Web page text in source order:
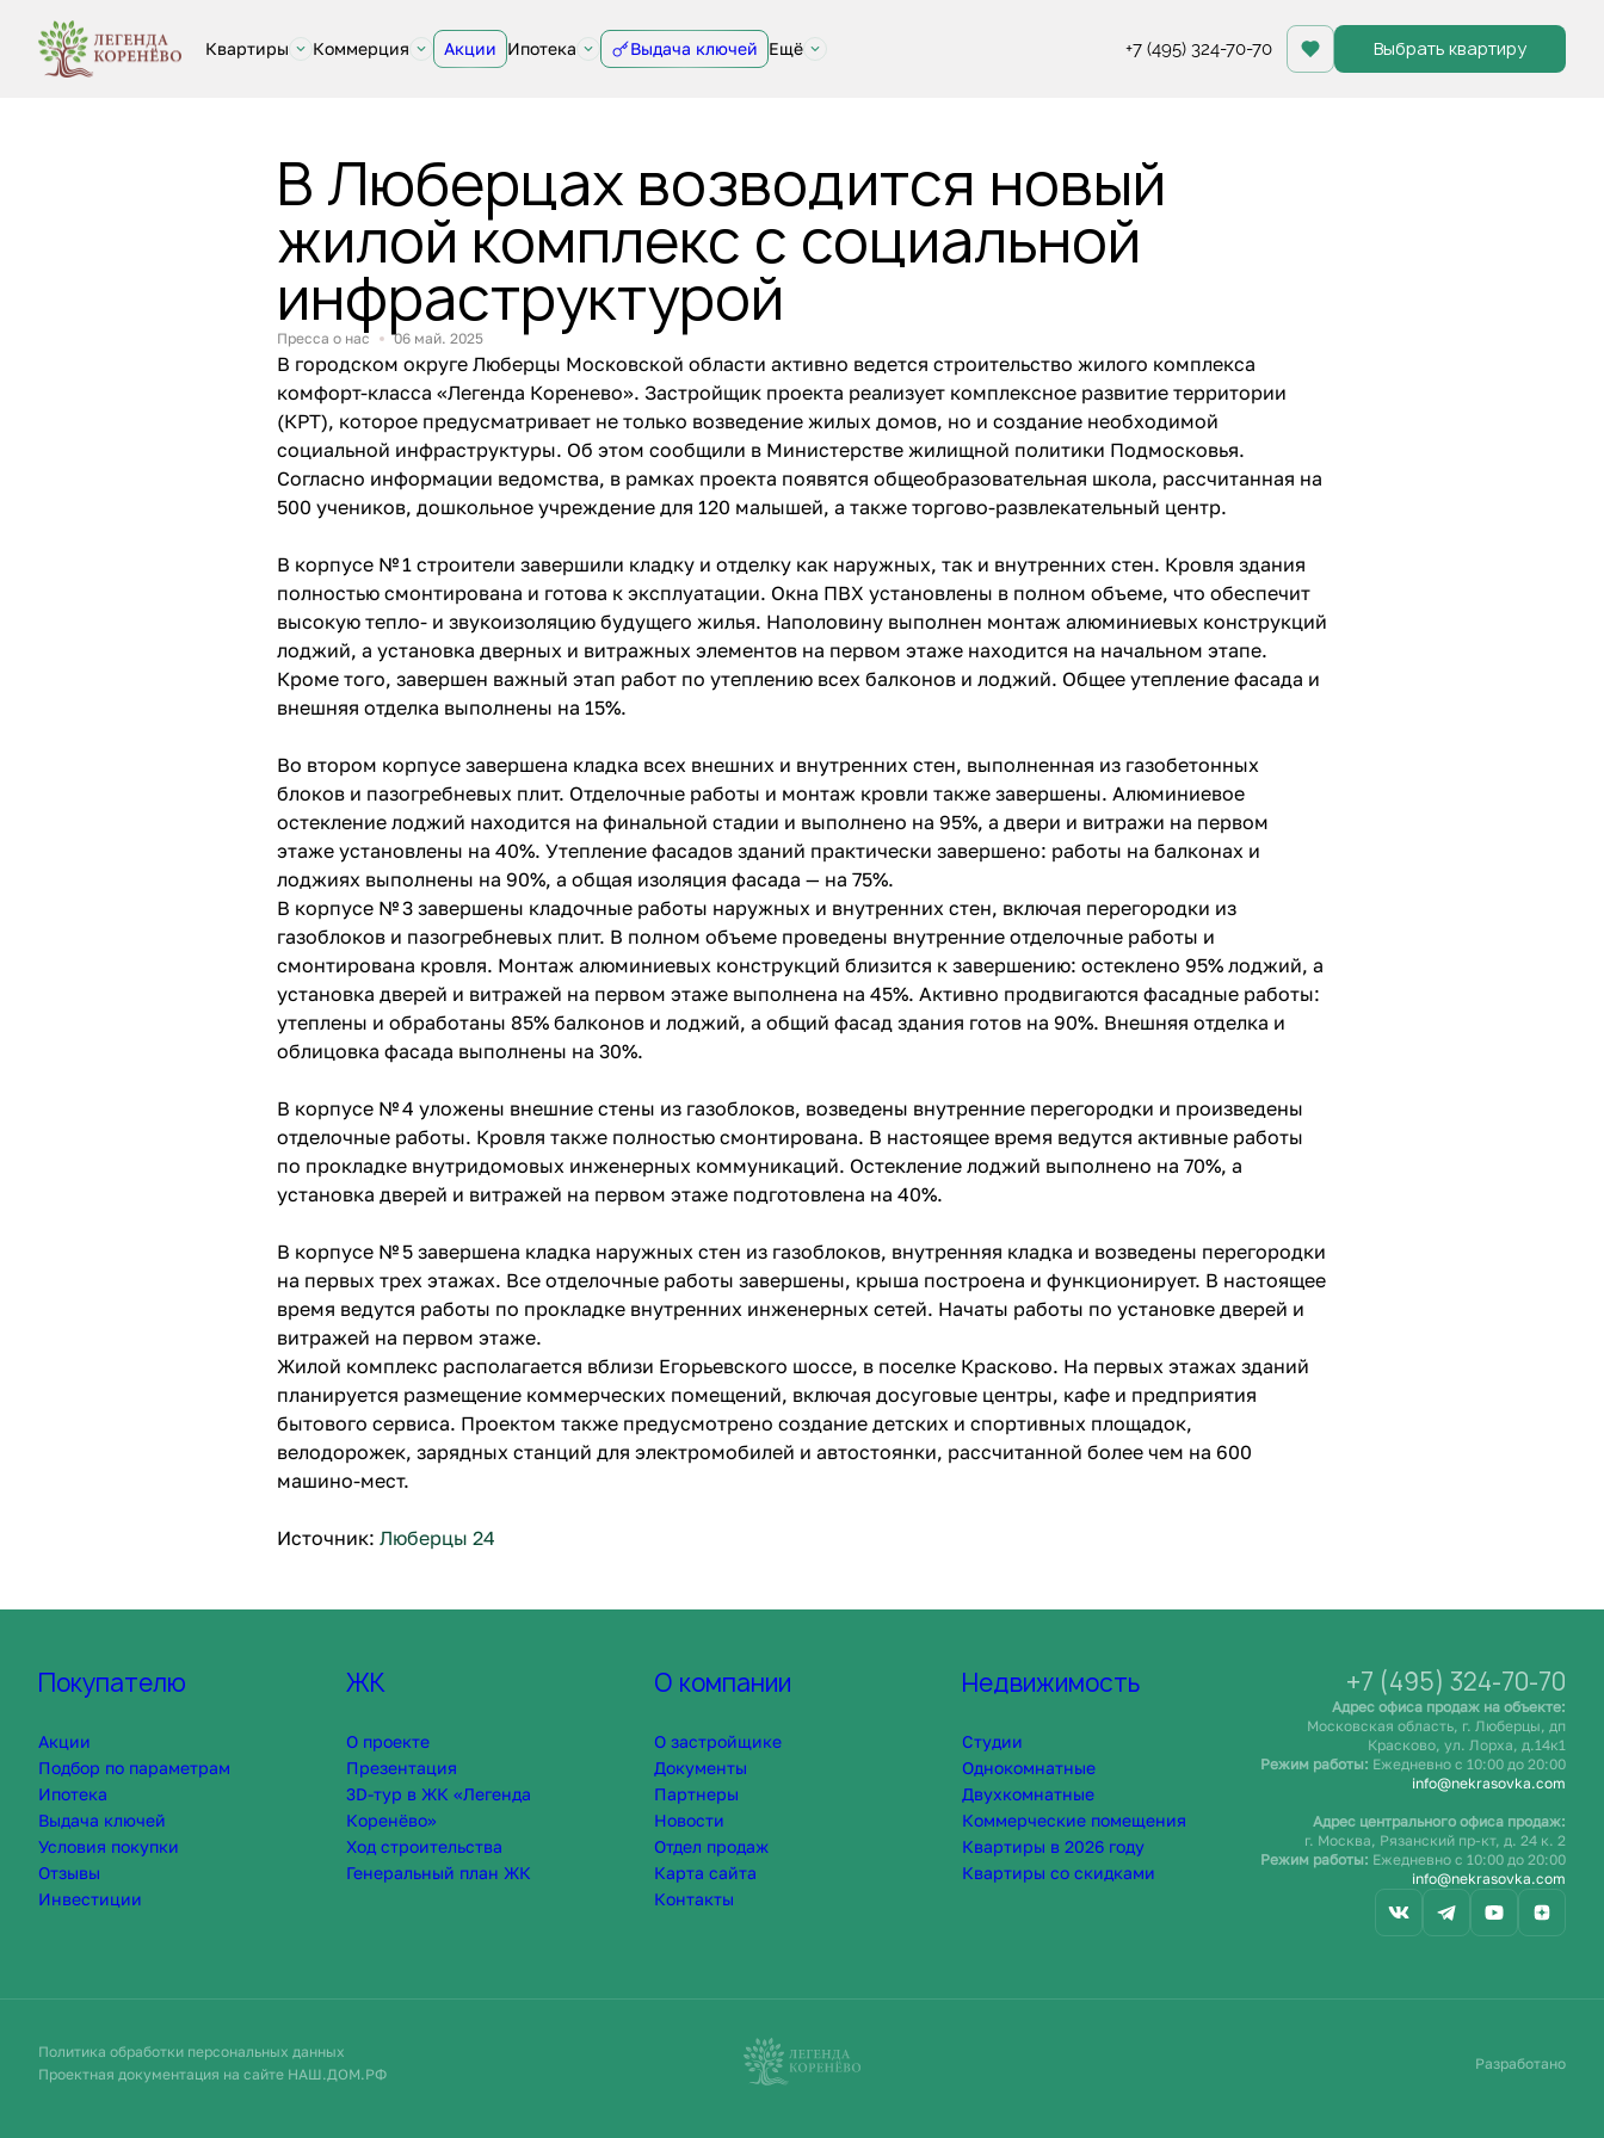
Квартиры Коммерция Акции Ипотека Выдача ключей Ещё +7 (495) 324-70-70 Выбрать квартиру
В Люберцах возводится новый
жилой комплекс с социальной
инфраструктурой
Пресса о нас 06 май. 2025
В городском округе Люберцы Московской области активно ведется строительство жилого комплекса
комфорт-класса «Легенда Коренево». Застройщик проекта реализует комплексное развитие территории
(КРТ), которое предусматривает не только возведение жилых домов, но и создание необходимой
социальной инфраструктуры. Об этом сообщили в Министерстве жилищной политики Подмосковья.
Согласно информации ведомства, в рамках проекта появятся общеобразовательная школа, рассчитанная на
500 учеников, дошкольное учреждение для 120 малышей, а также торгово-развлекательный центр.
В корпусе № 1 строители завершили кладку и отделку как наружных, так и внутренних стен. Кровля здания
полностью смонтирована и готова к эксплуатации. Окна ПВХ установлены в полном объеме, что обеспечит
высокую тепло- и звукоизоляцию будущего жилья. Наполовину выполнен монтаж алюминиевых конструкций
лоджий, а установка дверных и витражных элементов на первом этаже находится на начальном этапе.
Кроме того, завершен важный этап работ по утеплению всех балконов и лоджий. Общее утепление фасада и
внешняя отделка выполнены на 15%.
Во втором корпусе завершена кладка всех внешних и внутренних стен, выполненная из газобетонных
блоков и пазогребневых плит. Отделочные работы и монтаж кровли также завершены. Алюминиевое
остекление лоджий находится на финальной стадии и выполнено на 95%, а двери и витражи на первом
этаже установлены на 40%. Утепление фасадов зданий практически завершено: работы на балконах и
лоджиях выполнены на 90%, а общая изоляция фасада — на 75%.
В корпусе № 3 завершены кладочные работы наружных и внутренних стен, включая перегородки из
газоблоков и пазогребневых плит. В полном объеме проведены внутренние отделочные работы и
смонтирована кровля. Монтаж алюминиевых конструкций близится к завершению: остеклено 95% лоджий, а
установка дверей и витражей на первом этаже выполнена на 45%. Активно продвигаются фасадные работы:
утеплены и обработаны 85% балконов и лоджий, а общий фасад здания готов на 90%. Внешняя отделка и
облицовка фасада выполнены на 30%.
В корпусе № 4 уложены внешние стены из газоблоков, возведены внутренние перегородки и произведены
отделочные работы. Кровля также полностью смонтирована. В настоящее время ведутся активные работы
по прокладке внутридомовых инженерных коммуникаций. Остекление лоджий выполнено на 70%, а
установка дверей и витражей на первом этаже подготовлена на 40%.
В корпусе № 5 завершена кладка наружных стен из газоблоков, внутренняя кладка и возведены перегородки
на первых трех этажах. Все отделочные работы завершены, крыша построена и функционирует. В настоящее
время ведутся работы по прокладке внутренних инженерных сетей. Начаты работы по установке дверей и
витражей на первом этаже.
Жилой комплекс располагается вблизи Егорьевского шоссе, в поселке Красково. На первых этажах зданий
планируется размещение коммерческих помещений, включая досуговые центры, кафе и предприятия
бытового сервиса. Проектом также предусмотрено создание детских и спортивных площадок,
велодорожек, зарядных станций для электромобилей и автостоянки, рассчитанной более чем на 600
машино-мест.
Источник: Люберцы 24
Покупателю
Акции
Подбор по параметрам
Ипотека
Выдача ключей
Условия покупки
Отзывы
Инвестиции
ЖК
О проекте
Презентация
3D-тур в ЖК «Легенда
Коренёво»
Ход строительства
Генеральный план ЖК
О компании
О застройщике
Документы
Партнеры
Новости
Отдел продаж
Карта сайта
Контакты
Недвижимость
Студии
Однокомнатные
Двухкомнатные
Коммерческие помещения
Квартиры в 2026 году
Квартиры со скидками
+7 (495) 324-70-70
Адрес офиса продаж на объекте:
Московская область, г. Люберцы, дп
Красково, ул. Лорха, д.14к1
Режим работы: Ежедневно c 10:00 до 20:00
info@nekrasovka.com
Адрес центрального офиса продаж:
г. Москва, Рязанский пр-кт, д. 24 к. 2
Режим работы: Ежедневно c 10:00 до 20:00
info@nekrasovka.com
Политика обработки персональных данных
Проектная документация на сайте НАШ.ДОМ.РФ
Разработано